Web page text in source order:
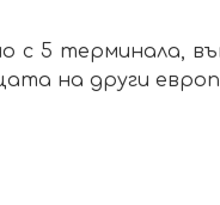
с 5 терминала,
на други